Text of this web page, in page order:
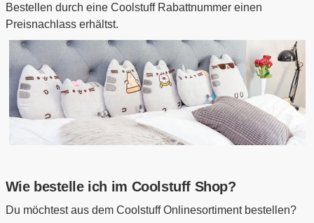
Bestellen durch eine Coolstuff Rabattnummer einen
Preisnachlass erhältst.
Wie bestelle ich im Coolstuff Shop?
Du möchtest aus dem Coolstuff Onlinesortiment bestellen?